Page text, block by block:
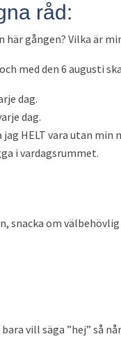
råd:
här gången? Vilka är
med den 6 augusti
dag.
dag.
HELT vara utan min
i vardagsrummet.
snacka om
vill säga ”hej” så